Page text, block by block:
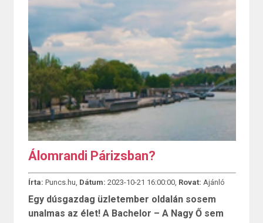
Álomrandi Párizsban?
Írta: Puncs.hu, Dátum: 2023-10-21 16:00:00, Rovat: Ajánló
Egy dúsgazdag üzletember oldalán sosem
unalmas az élet! A Bachelor – A Nagy Ő sem